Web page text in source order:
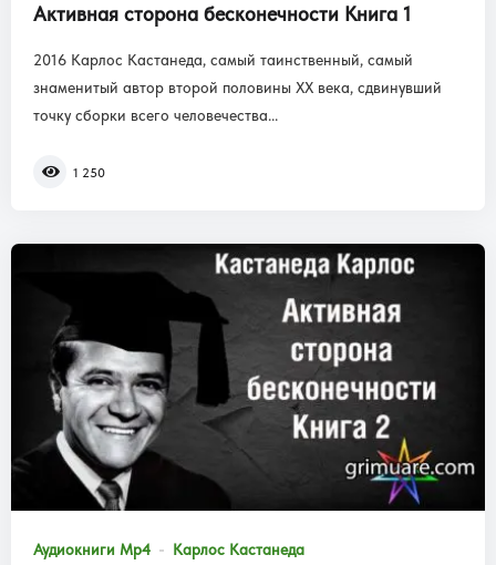
Активная сторона бесконечности Книга 1
2016 Карлос Кастанеда, самый таинственный, самый
знаменитый автор второй половины XX века, сдвинувший
точку сборки всего человечества...
1 250
Аудиокниги Mp4 Карлос Кастанеда